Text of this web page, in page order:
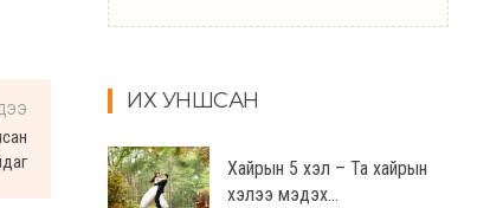
ИХ УНШСАН
Хайрын 5 хэл – Та хайрын
хэлээ мэдэх...